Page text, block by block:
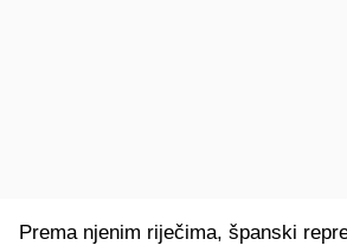
Prema njenim riječima, španski